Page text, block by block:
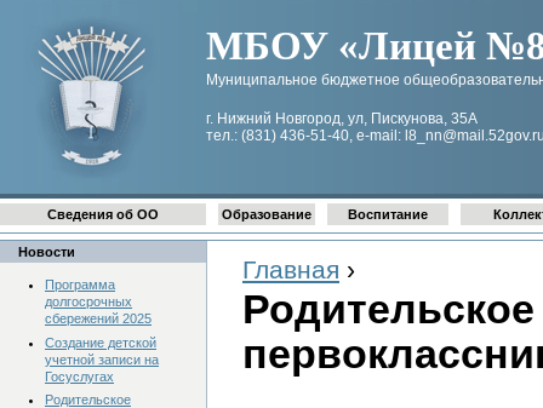
МБОУ «Лицей №8
Муниципальное бюджетное
г. Нижний Новгород, ул, Пискунова, 35А
тел.: (831) 436-51-40, e-mail:
Главная ›
Сведения об ОО Образование Воспитание
Новости
Программа
долгосрочных
сбережений 2025
Создание детской
учетной записи на
Госуслугах
Родительское